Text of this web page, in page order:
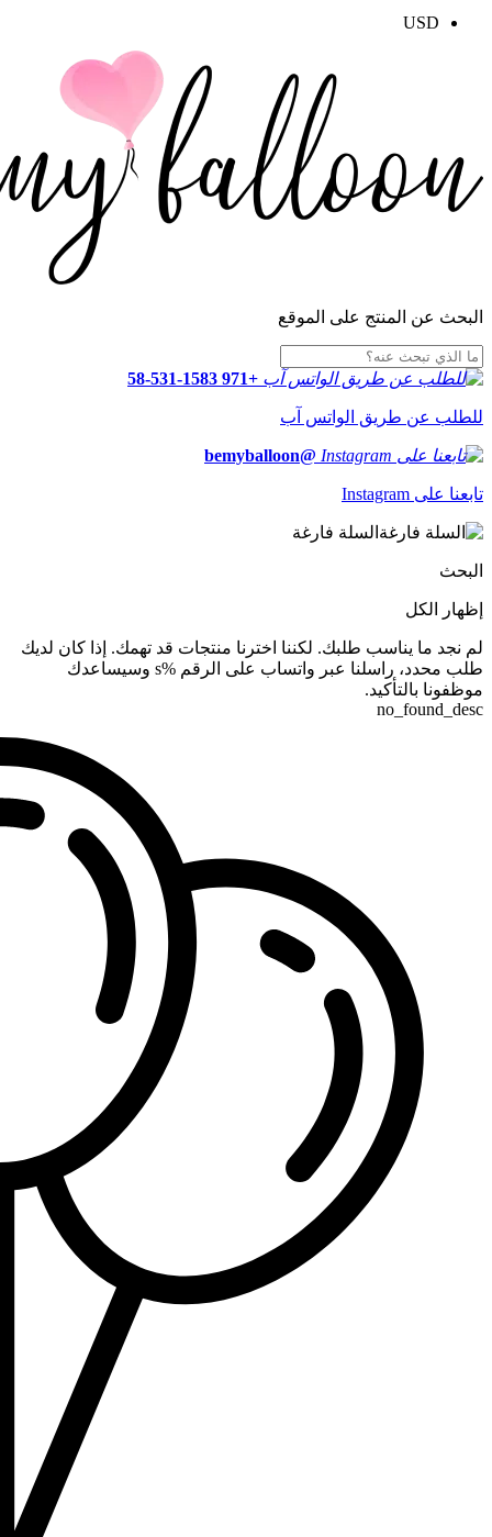
USD
البحث عن المنتج على الموقع
+971 58-531-1583
للطلب عن طريق الواتس آب
@bemyballoon
تابعنا على Instagram
السلة فارغة
البحث
إظهار الكل
لم نجد ما يناسب طلبك. لكننا اخترنا منتجات قد تهمك. إذا كان لديك
طلب محدد، راسلنا عبر واتساب على الرقم %s وسيساعدك
موظفونا بالتأكيد.
no_found_desc